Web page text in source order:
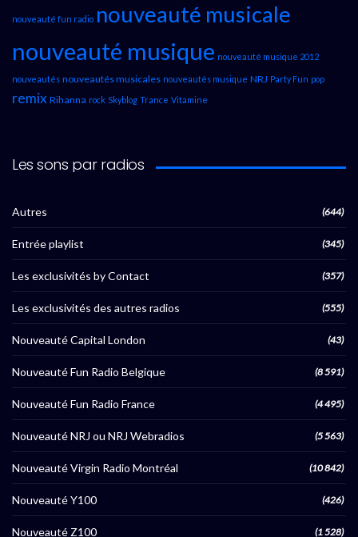
nouveauté fun radio nouveauté musicale
nouveauté musique nouveauté musique 2012
nouveautés nouveautés musicales nouveautés musique NRJ Party Fun pop
remix Rihanna rock Skyblog Trance Vitamine
Les sons par radios
Autres (644)
Entrée playlist (345)
Les exclusivités by Contact (357)
Les exclusivités des autres radios (555)
Nouveauté Capital London (43)
Nouveauté Fun Radio Belgique (8 591)
Nouveauté Fun Radio France (4 495)
Nouveauté NRJ ou NRJ Webradios (5 563)
Nouveauté Virgin Radio Montréal (10 842)
Nouveauté Y100 (426)
Nouveauté Z100 (1 528)